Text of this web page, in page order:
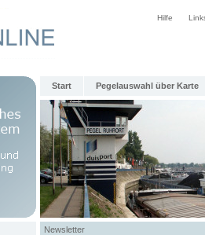
Hilfe
Start Pegelauswahl über Karte
Newsletter